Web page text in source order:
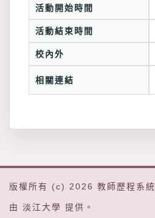
活動開始時間
活動結束時間
校內外
相關連結
版權所有 (c) 2026 教師歷程系統
由 淡江大學 提供。